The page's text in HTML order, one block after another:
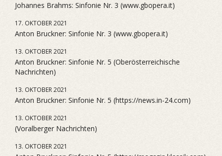
Johannes Brahms: Sinfonie Nr. 3 (www.gbopera.it)
17. OKTOBER 2021
Anton Bruckner: Sinfonie Nr. 3 (www.gbopera.it)
13. OKTOBER 2021
Anton Bruckner: Sinfonie Nr. 5 (Oberösterreichische
Nachrichten)
13. OKTOBER 2021
Anton Bruckner: Sinfonie Nr. 5 (https://news.in-24.com)
13. OKTOBER 2021
(Voralberger Nachrichten)
13. OKTOBER 2021